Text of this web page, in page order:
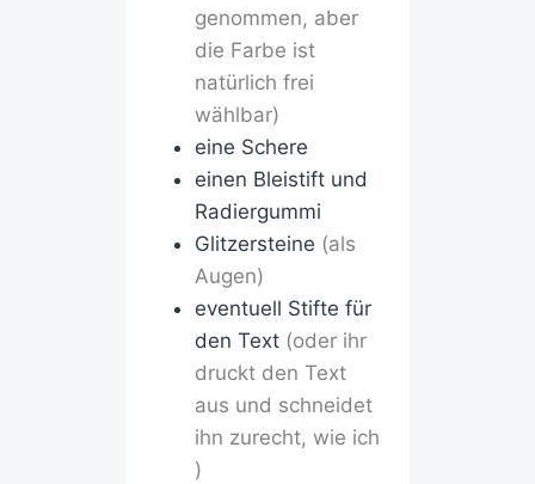
genommen, aber
die Farbe ist
natürlich frei
wählbar)
eine Schere
einen Bleistift und
Radiergummi
Glitzersteine (als
Augen)
eventuell Stifte für
den Text (oder ihr
druckt den Text
aus und schneidet
ihn zurecht, wie ich
)